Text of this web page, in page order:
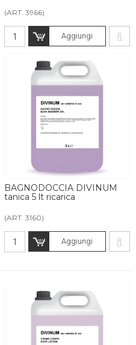
(ART. 3966)
Aggiungi
BAGNODOCCIA DIVINUM
tanica 5 lt ricarica
(ART. 3160)
Aggiungi